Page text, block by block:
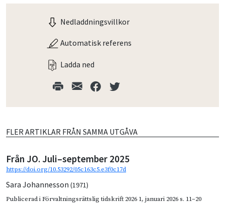
Nedladdningsvillkor
Automatisk referens
Ladda ned
FLER ARTIKLAR FRÅN SAMMA UTGÅVA
Från JO. Juli–september 2025
https://doi.org/10.53292/05c163c5.e3f0c17d
Sara Johannesson (1971)
Publicerad iFörvaltningsrättslig tidskrift 2026 1, januari 2026s. 11–20